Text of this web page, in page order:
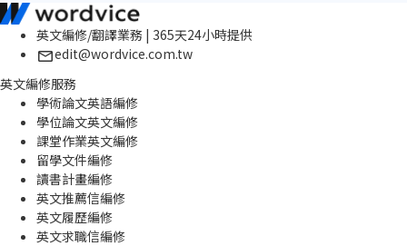
英文編修/翻譯業務 | 365天24小時提供
edit@wordvice.com.tw
英文編修服務
學術論文英語編修
學位論文英文編修
課堂作業英文編修
留學文件編修
讀書計畫編修
英文推薦信編修
英文履歷編修
英文求職信編修